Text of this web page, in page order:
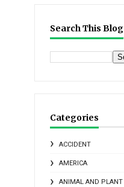
Search This Blog
Categories
ACCIDENT
AMERICA
ANIMAL AND PLANT